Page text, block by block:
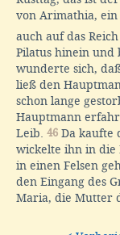
von Arimathia, ein
auch auf das
Pilatus hinein und
wunderte sich,
ließ den
schon lange
Hauptmann
Leib. 46 Da kaufte
wickelte ihn in die
in einen Felsen
den Eingang des
Maria, die Mutter